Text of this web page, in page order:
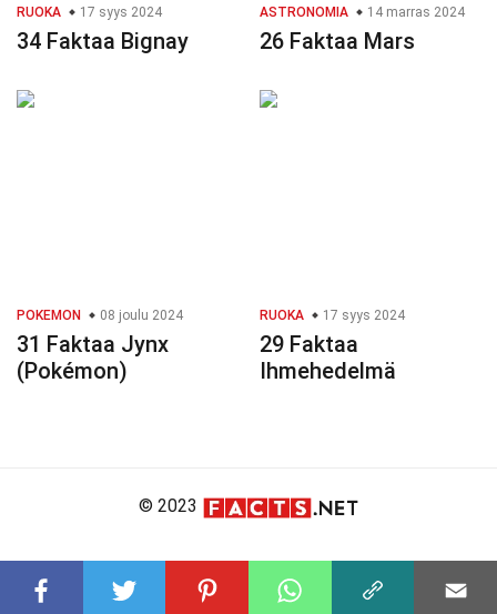
RUOKA 17 syys 2024
34 Faktaa Bignay
ASTRONOMIA 14 marras 2024
26 Faktaa Mars
POKEMON 08 joulu 2024
31 Faktaa Jynx
(Pokémon)
RUOKA 17 syys 2024
29 Faktaa
Ihmehedelmä
© 2023
About Us Editorial Policy
Meet the Team
Contact Us